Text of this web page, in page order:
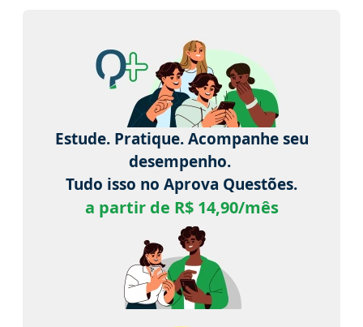
Estude. Pratique. Acompanhe seu
desempenho.
Tudo isso no Aprova Questões.
a partir de R$ 14,90/mês